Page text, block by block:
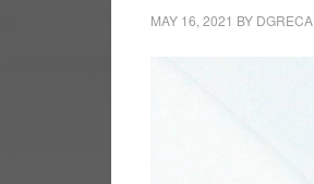
MAY 16, 2021 BY DGRECA